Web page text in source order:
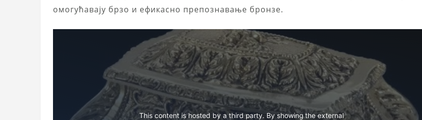
омогућавају брзо и ефикасно препознавање бронзе.
This content is hosted by a third party. By showing the external